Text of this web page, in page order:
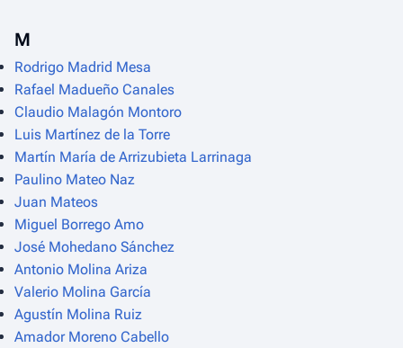
M
Rodrigo Madrid Mesa
Rafael Madueño Canales
Claudio Malagón Montoro
Luis Martínez de la Torre
Martín María de Arrizubieta Larrinaga
Paulino Mateo Naz
Juan Mateos
Miguel Borrego Amo
José Mohedano Sánchez
Antonio Molina Ariza
Valerio Molina García
Agustín Molina Ruiz
Amador Moreno Cabello